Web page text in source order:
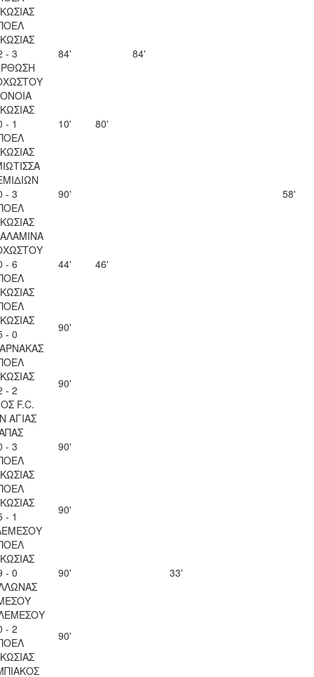
- 3
84' 84'
- 1
10' 80'
- 3
90' 58'
- 6
44' 46'
- 0
90'
- 2
F.C.
90'
ΑΓΙΑΣ
- 3
90'
- 1
90'
- 0
90' 33'
- 2
90'